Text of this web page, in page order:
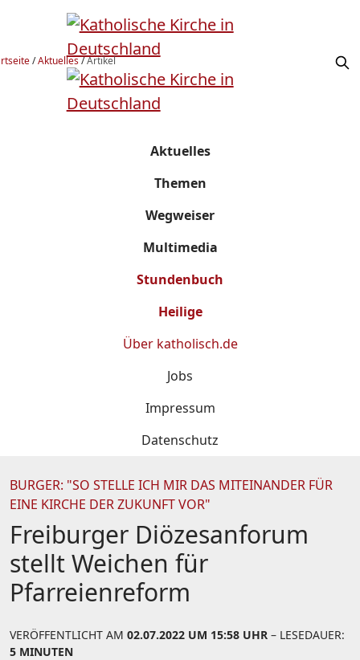
/Aktuelles/Artikel
Aktuelles
Themen
Wegweiser
Multimedia
Stundenbuch
Heilige
Über katholisch.de
Jobs
Impressum
Datenschutz
BURGER: "SO STELLE ICH MIR DAS MITEINANDER FÜR
EINE KIRCHE DER ZUKUNFT VOR"
Freiburger Diözesanforum
stellt Weichen für
Pfarreienreform
VERÖFFENTLICHT AM 02.07.2022 UM 15:58 UHR – LESEDAUER:
5 MINUTEN